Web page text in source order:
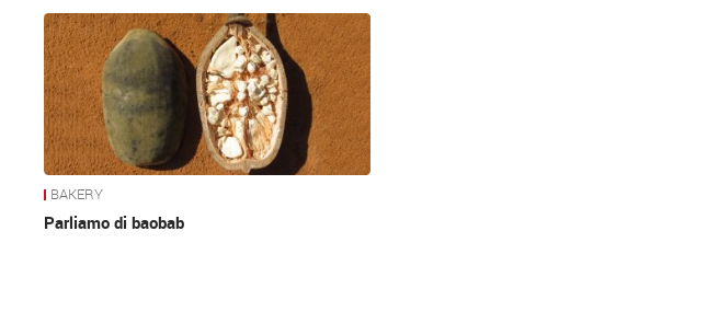
News
BAKERY
Parliamo di baobab